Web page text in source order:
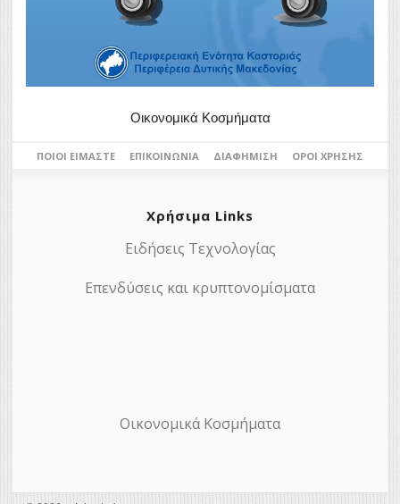
Οικονομικά Κοσμήματα
ΠΟΙΟΙ ΕΊΜΑΣΤΕ ΕΠΙΚΟΙΝΩΝΊΑ ΔΙΑΦΉΜΙΣΗ ΌΡΟΙ ΧΡΉΣΗΣ
Χρήσιμα Links
Ειδήσεις Τεχνολογίας
Επενδύσεις και κρυπτονομίσματα
Οικονομικά Κοσμήματα